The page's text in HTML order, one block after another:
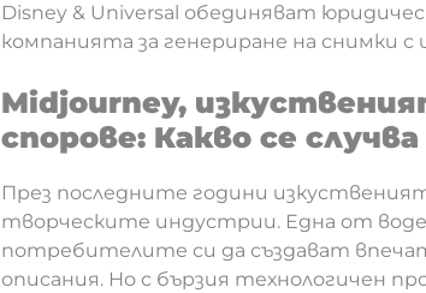
Disney & Universal обединяват
компанията за генериране на снимки
Midjourney,
спорове: Какво се
През последните години
творческите индустрии. Една от
потребителите си да създават
описания. Но с бързия технологичен